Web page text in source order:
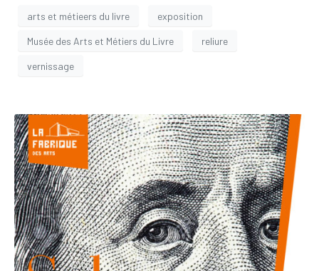
arts et métieers du livre exposition
Musée des Arts et Métiers du Livre reliure
vernissage